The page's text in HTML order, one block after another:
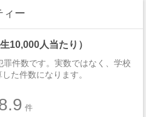
And Linguistics
ィー
10,000人当たり）
件数です。実数ではなく、学校
た件数になります。
件